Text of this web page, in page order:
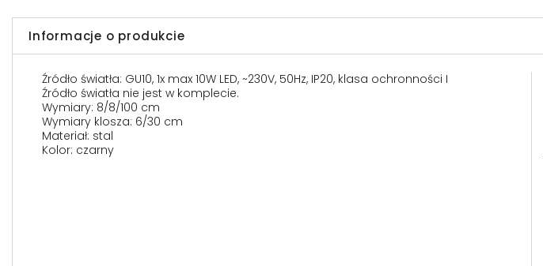
Informacje o produkcie
Źródło światła: GU10, 1x max 10W LED, ~230V, 50Hz, IP20, klasa ochronności I
Źródło światła nie jest w komplecie.
Wymiary: 8/8/100 cm
Wymiary klosza: 6/30 cm
Materiał: stal
Kolor: czarny